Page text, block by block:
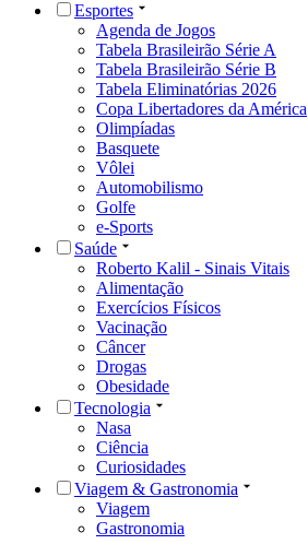
Esportes
Agenda de Jogos
Tabela Brasileirão Série A
Tabela Brasileirão Série B
Tabela Eliminatórias 2026
Copa Libertadores da América
Olimpíadas
Basquete
Vôlei
Automobilismo
Golfe
e-Sports
Saúde
Roberto Kalil - Sinais Vitais
Alimentação
Exercícios Físicos
Vacinação
Câncer
Drogas
Obesidade
Tecnologia
Nasa
Ciência
Curiosidades
Viagem & Gastronomia
Viagem
Gastronomia